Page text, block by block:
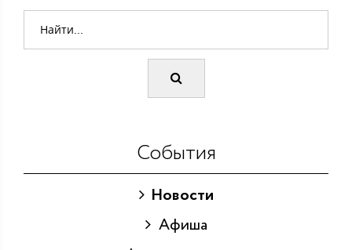
События
Новости
Афиша